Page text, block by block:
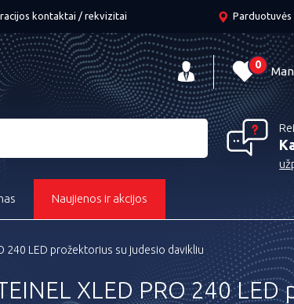
kontaktai / rekvizitai Parduotuvės
0
Naujienos ir akcijos
240 LED prožektorius su judesio davikliu
XLED PRO 240